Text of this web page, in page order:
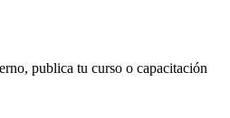
publica tu curso o capacitación